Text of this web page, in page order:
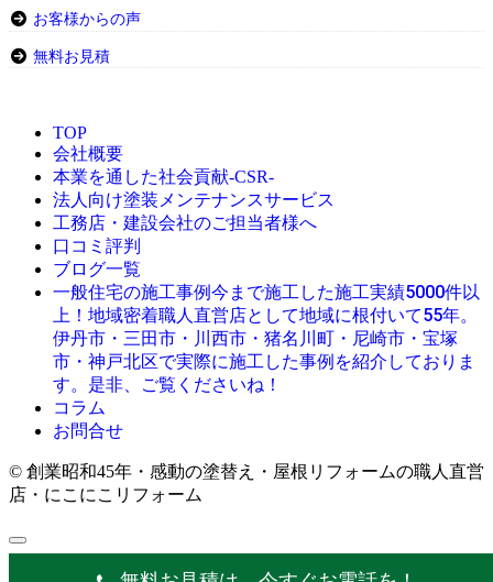
お客様からの声
無料お見積
TOP
会社概要
本業を通した社会貢献-CSR-
法人向け塗装メンテナンスサービス
工務店・建設会社のご担当者様へ
口コミ評判
ブログ一覧
一般住宅の施工事例今まで施工した施工実績5000件以
上！地域密着職人直営店として地域に根付いて55年。
伊丹市・三田市・川西市・猪名川町・尼崎市・宝塚
市・神戸北区で実際に施工した事例を紹介しておりま
す。是非、ご覧くださいね！
コラム
お問合せ
© 創業昭和45年・感動の塗替え・屋根リフォームの職人直営
店・にこにこリフォーム